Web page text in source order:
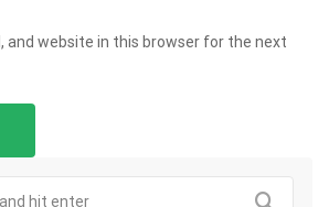
and website in this browser for the next